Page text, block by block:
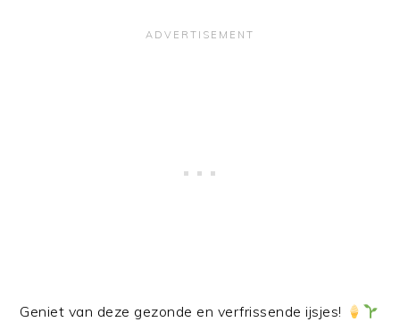
Geniet van deze gezonde en verfrissende ijsjes!